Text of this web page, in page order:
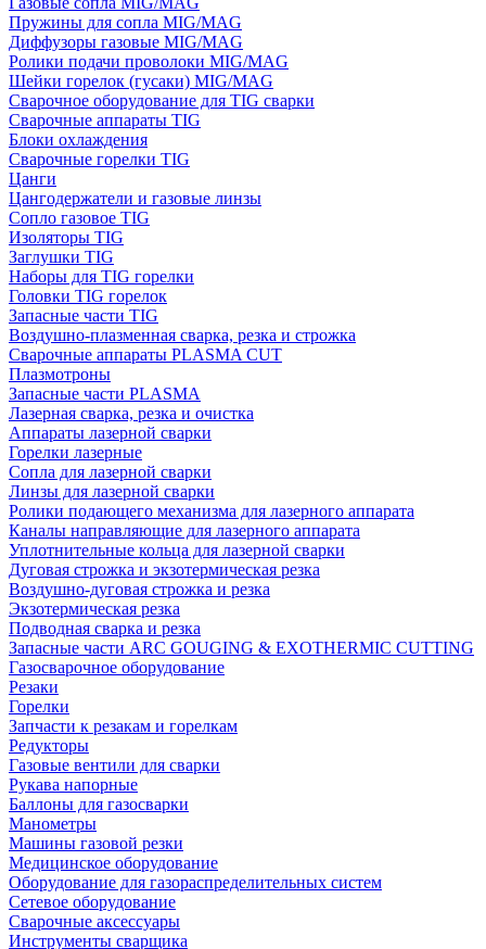
Пружины для сопла MIG/MAG
Диффузоры газовые MIG/MAG
Ролики подачи проволоки MIG/MAG
Шейки горелок (гусаки) MIG/MAG
Сварочное оборудование для TIG сварки
Сварочные аппараты TIG
Блоки охлаждения
Сварочные горелки TIG
Цанги
Цангодержатели и газовые линзы
Сопло газовое TIG
Изоляторы TIG
Заглушки TIG
Наборы для TIG горелки
Головки TIG горелок
Запасные части TIG
Воздушно-плазменная сварка, резка и строжка
Сварочные аппараты PLASMA CUT
Плазмотроны
Запасные части PLASMA
Лазерная сварка, резка и очистка
Аппараты лазерной сварки
Горелки лазерные
Сопла для лазерной сварки
Линзы для лазерной сварки
Ролики подающего механизма для лазерного аппарата
Каналы направляющие для лазерного аппарата
Уплотнительные кольца для лазерной сварки
Дуговая строжка и экзотермическая резка
Воздушно-дуговая строжка и резка
Экзотермическая резка
Подводная сварка и резка
Запасные части ARC GOUGING & EXOTHERMIC CUTTING
Газосварочное оборудование
Резаки
Горелки
Запчасти к резакам и горелкам
Редукторы
Газовые вентили для сварки
Рукава напорные
Баллоны для газосварки
Манометры
Машины газовой резки
Медицинское оборудование
Оборудование для газораспределительных систем
Сетевое оборудование
Сварочные аксессуары
Инструменты сварщика